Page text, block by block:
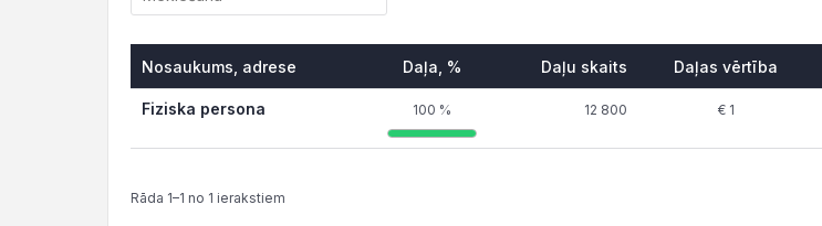
Nosaukums, adrese Daļa, % Daļu skaits Daļas vērtība
Fiziska persona 100 % 12 800 € 1
Rāda 1–1 no 1 ierakstiem